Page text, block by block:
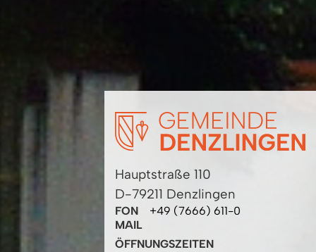
Hauptstraße 110
D-79211 Denzlingen
FON
+49 (7666) 611-0
MAIL
ÖFFNUNGSZEITEN